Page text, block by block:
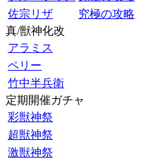
佐宗リザ
究極の攻略
真/獣神化改
アラミス
ペリー
竹中半兵衛
定期開催ガチャ
彩獣神祭
超獣神祭
激獣神祭